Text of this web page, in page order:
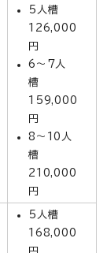
5人槽
126,000
円
6～7人
槽
159,000
円
8～10人
槽
210,000
円
5人槽
168,000
円